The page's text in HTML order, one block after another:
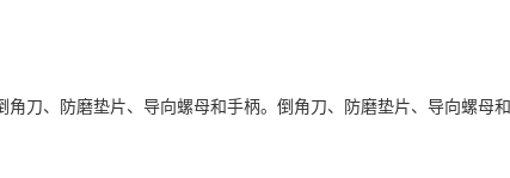
刀、防磨垫片、导向螺母和手柄。倒角刀、防磨垫片、导向螺母和